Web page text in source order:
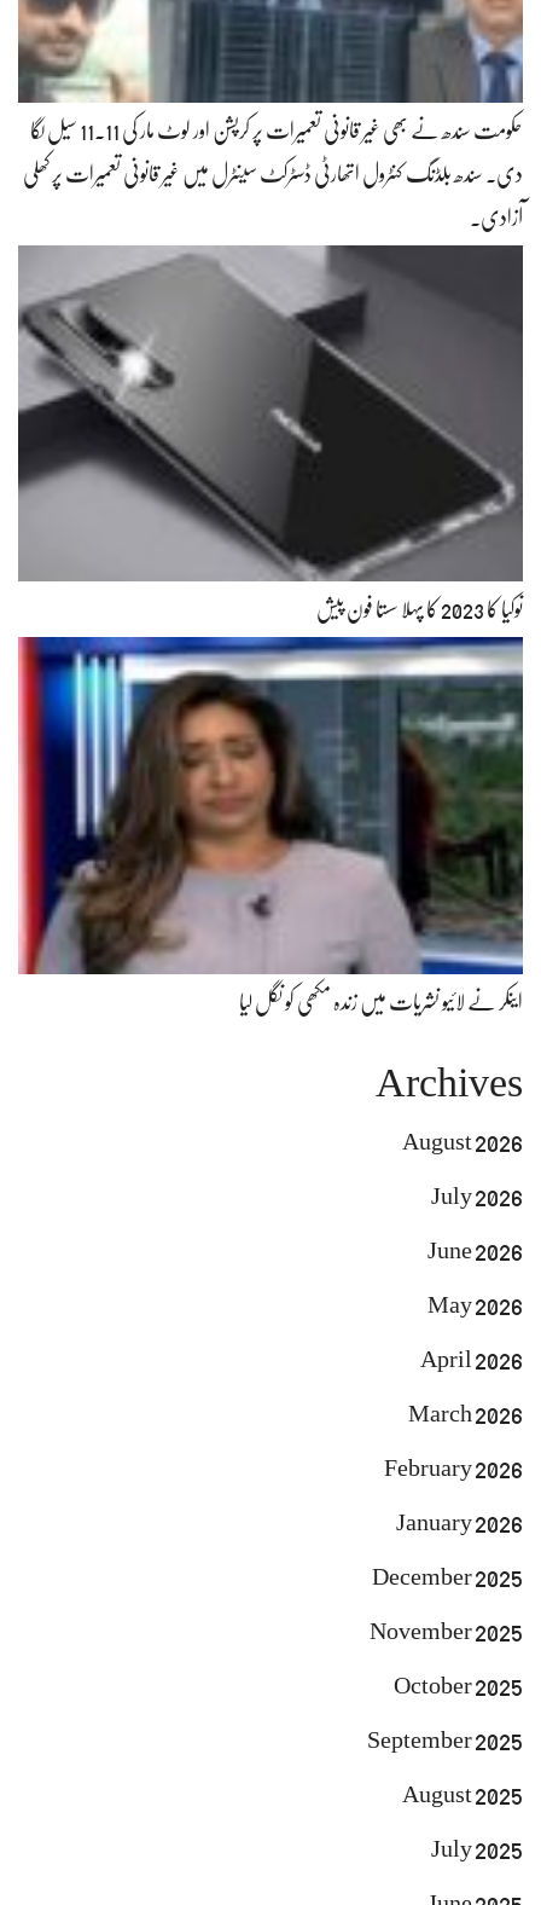
حکومت سندھ نے بھی غیر قانونی تعمیرات پر کرپشن اور لوٹ مار کی 11.11 سیل لگا
دی۔ سندھ بلڈنگ کنٹرول اتھارٹی ڈسٹرکٹ سینٹرل میں غیر قانونی تعمیرات پر کھلی
آزادی۔
نوکیا کا 2023 کا پہلا سستا فون پیش
اینکر نے لائیو نشریات میں زندہ مکھی کو نگل لیا
Archives
August 2026
July 2026
June 2026
May 2026
April 2026
March 2026
February 2026
January 2026
December 2025
November 2025
October 2025
September 2025
August 2025
July 2025